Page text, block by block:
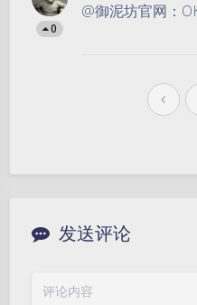
0
@御泥坊官网：
发送评论